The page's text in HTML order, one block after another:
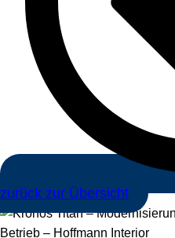
zurück zur Übersicht